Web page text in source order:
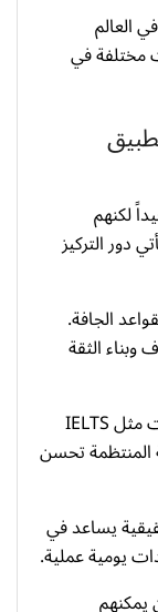
العالم
مختلفة في
لكنهم
دور التركيز
الجافة.
الثقة
هذه الطريقة فعالة جداً لمن يستعد لامتحانات مثل IELTS
المنتظمة تحسن
يساعد في
يومية عملية.
يمكنهم